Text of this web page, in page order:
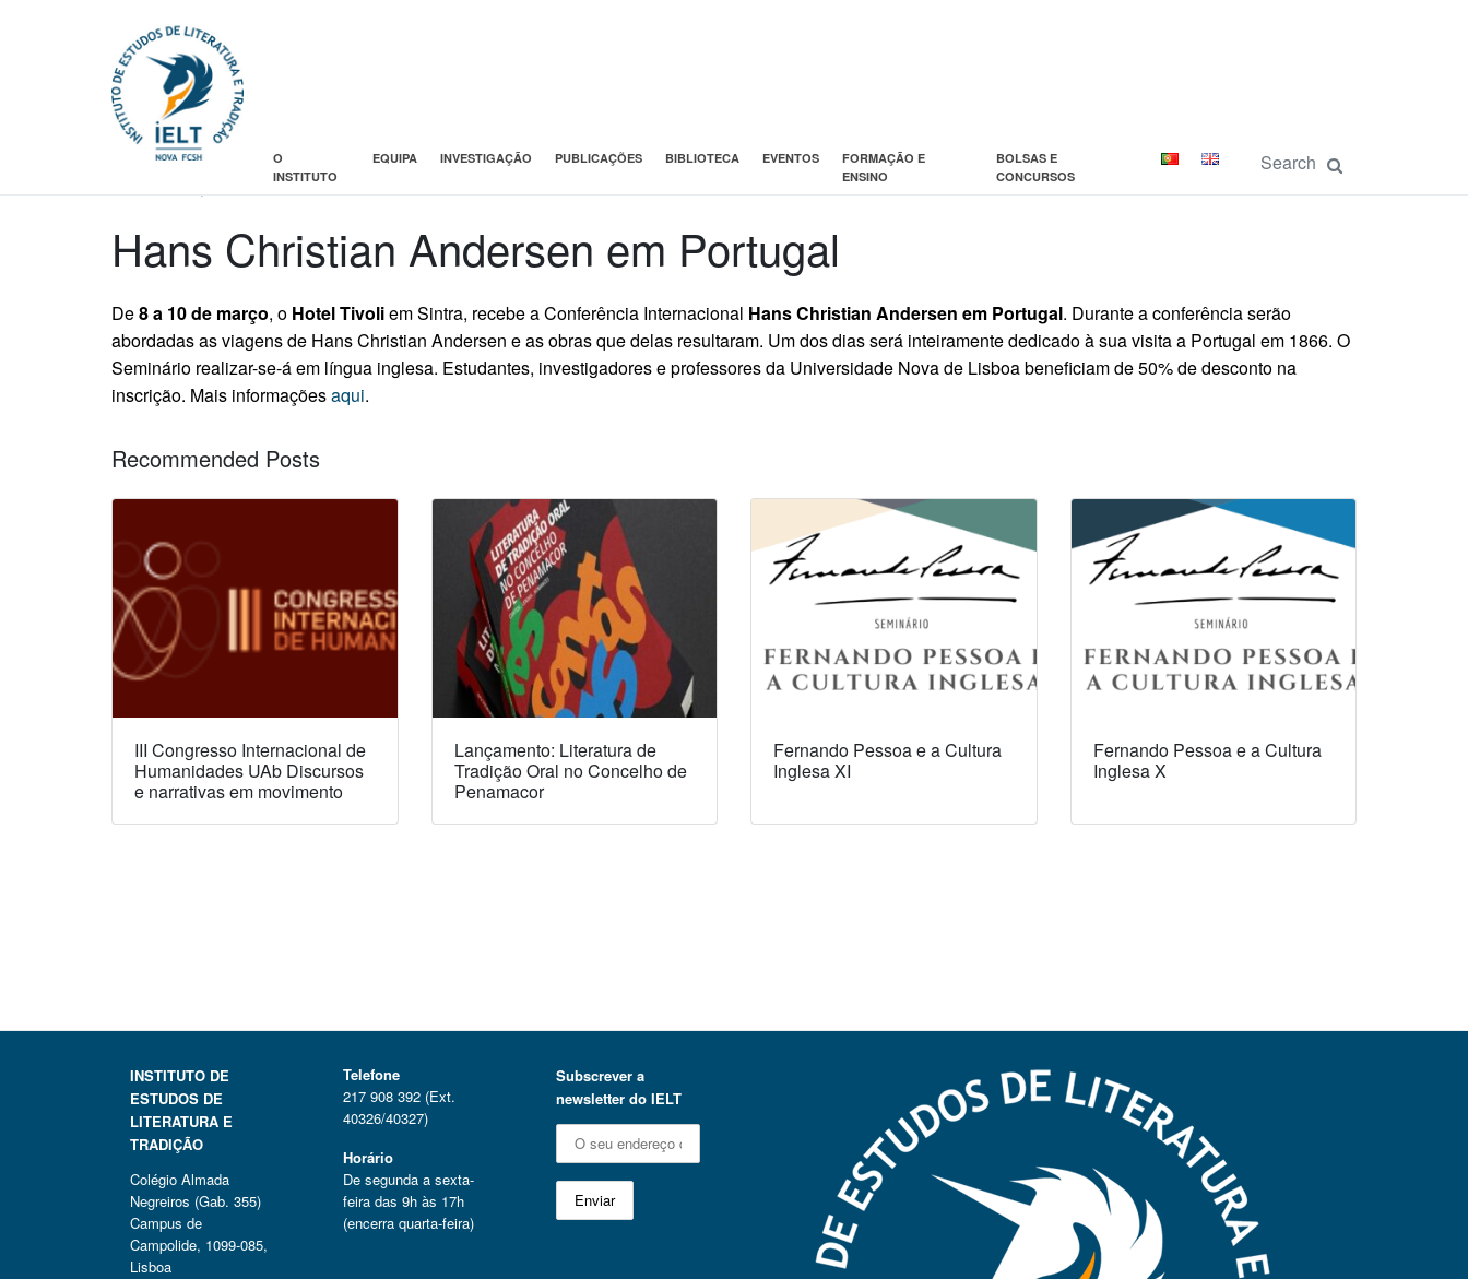
O
INSTITUTO
EQUIPA INVESTIGAÇÃO PUBLICAÇÕES BIBLIOTECA EVENTOS
FORMAÇÃO E
ENSINO
BOLSAS E
CONCURSOS
Posted on
Hans Christian Andersen em Portugal
De8 a 10 de março, o Hotel Tivoliem Sintra, recebe a Conferência Internacional Hans Christian Andersen em Portugal. Durante a conferência serão
abordadas as viagens de Hans Christian Andersen e as obras que delas resultaram. Um dos dias será inteiramente dedicado à sua visita a Portugal em 1866. O
Seminário realizar-se-á em língua inglesa. Estudantes, investigadores e professores da Universidade Nova de Lisboa beneficiam de 50% de desconto na
inscrição. Mais informaçõesaqui.
Recommended Posts
III Congresso Internacional de
Humanidades UAb Discursos
e narrativas em movimento
Lançamento: Literatura de
Tradição Oral no Concelho de
Penamacor
Fernando Pessoa e a Cultura
Inglesa XI
Fernando Pessoa e a Cultura
Inglesa X
INSTITUTO DE
ESTUDOS DE
LITERATURA E
TRADIÇÃO
Colégio Almada
Negreiros (Gab. 355)
Campus de
Campolide, 1099-085,
Lisboa
Telefone
217 908 392 (Ext.
40326/40327)
Horário
De segunda a sexta-
feira das 9h às 17h
(encerra quarta-feira)
Subscrever a
newsletter do IELT